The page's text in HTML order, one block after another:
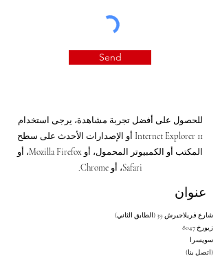
Send
للحصول على أفضل تجربة مشاهدة، يرجى استخدام
Internet Explorer 11 أو الإصدارات الأحدث على سطح
المكتب أو الكمبيوتر المحمول، أو Mozilla Firefox، أو
Safari، أو Chrome.
عنوان
شارع فريلاجيرش 39 (الطابق الثاني)
8047 زيورخ
سويسرا
(اتصل بنا)